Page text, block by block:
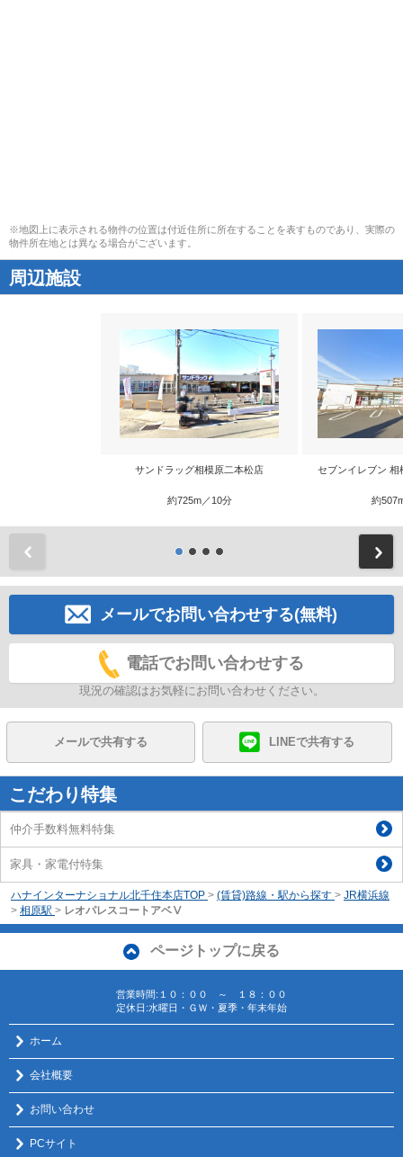
※地図上に表示される物件の位置は付近住所に所在することを表すものであり、実際の
物件所在地とは異なる場合がございます。
周辺施設
サンドラッグ相模原二本松店
約725m／10分
セブンイレブン 相
約
メールでお問い合わせする(無料)
電話でお問い合わせする
現況の確認はお気軽にお問い合わせください。
メールで共有する LINEで共有する
こだわり特集
仲介手数料無料特集
家具・家電付特集
ハナインターナショナル北千住本店TOP > (賃貸)路線・駅から探す > JR横浜線
> 相原駅 > レオパレスコートアベⅤ
ページトップに戻る
営業時間:１０：００ ～ １８：００
定休日:水曜日・ＧＷ・夏季・年末年始
ホーム
会社概要
お問い合わせ
PCサイト